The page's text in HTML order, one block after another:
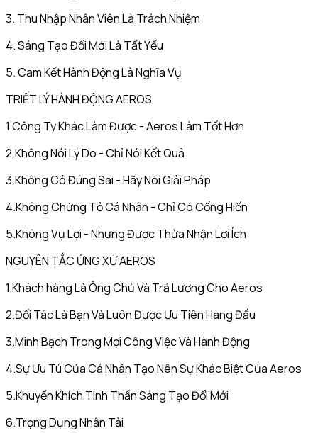
3. Thu Nhập Nhân Viên Là Trách Nhiệm
4. Sáng Tạo Đổi Mới Là Tất Yếu
5. Cam Kết Hành Động Là Nghĩa Vụ
TRIẾT LÝ HÀNH ĐỘNG AEROS
1.Công Ty Khác Làm Được - Aeros Làm Tốt Hơn
2.Không Nói Lý Do - Chỉ Nói Kết Quả
3.Không Có Đúng Sai - Hãy Nói Giải Pháp
4.Không Chứng Tỏ Cá Nhân - Chỉ Có Cống Hiến
5.Không Vụ Lợi - Nhưng Được Thừa Nhận Lợi Ích
NGUYÊN TẮC ỨNG XỬ AEROS
1.Khách hàng Là Ông Chủ Và Trả Lương Cho Aeros
2.Đối Tác Là Bạn Và Luôn Được Ưu Tiên Hàng Đầu
3.Minh Bạch Trong Mọi Công Việc Và Hành Động
4.Sự Ưu Tú Của Cá Nhân Tạo Nên Sự Khác Biệt Của Aeros
5.Khuyến Khích Tinh Thần Sáng Tạo Đổi Mới
6.Trọng Dụng Nhân Tài